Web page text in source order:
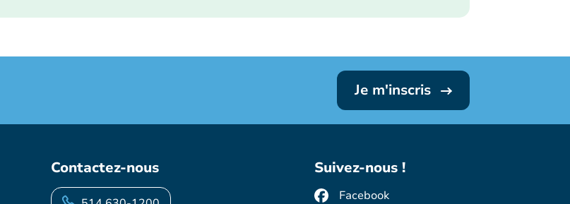
Je m'inscris
Contactez-nous Suivez-nous !
Facebook